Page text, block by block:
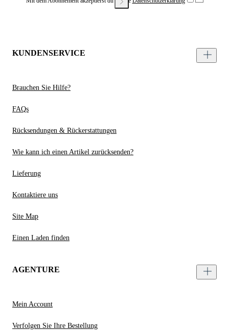
KUNDENSERVICE
Brauchen Sie Hilfe?
FAQs
Rücksendungen & Rückerstattungen
Wie kann ich einen Artikel zurücksenden?
Lieferung
Kontaktiere uns
Site Map
Einen Laden finden
AGENTURE
Mein Account
Verfolgen Sie Ihre Bestellung